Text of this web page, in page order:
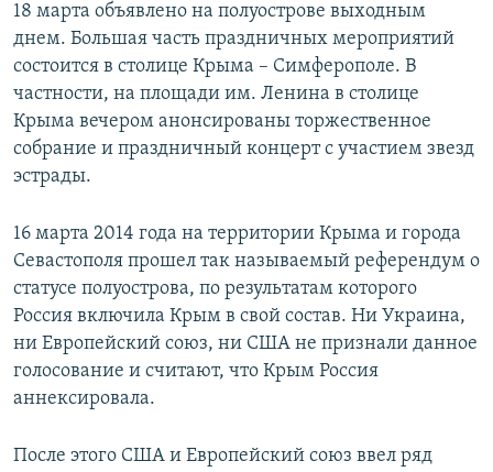
18 марта объявлено на полуострове выходным
днем. Большая часть праздничных мероприятий
состоится в столице Крыма – Симферополе. В
частности, на площади им. Ленина в столице
Крыма вечером анонсированы торжественное
собрание и праздничный концерт с участием звезд
эстрады.
16 марта 2014 года на территории Крыма и города
Севастополя прошел так называемый референдум о
статусе полуострова, по результатам которого
Россия включила Крым в свой состав. Ни Украина,
ни Европейский союз, ни США не признали данное
голосование и считают, что Крым Россия
аннексировала.
После этого США и Европейский союз ввел ряд